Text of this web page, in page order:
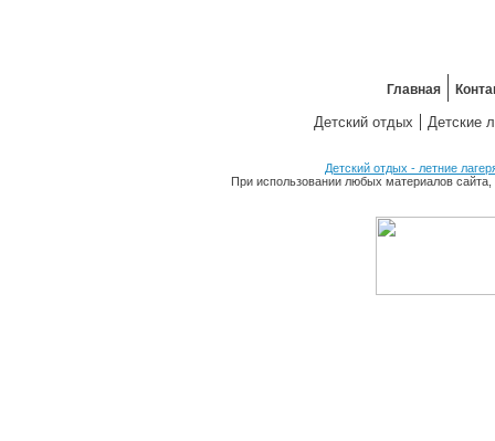
Главная
Детский отдых Детские
Детский отдых - летние
При использовании любых материалов